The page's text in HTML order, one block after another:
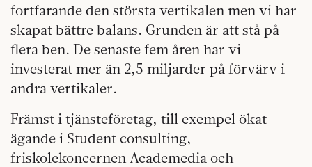
fortfarande den största vertikalen men vi har
skapat bättre balans. Grunden är att stå på
flera ben. De senaste fem åren har vi
investerat mer än 2,5 miljarder på förvärv i
andra vertikaler.
Främst i tjänsteföretag, till exempel ökat
ägande i Student consulting,
friskolekoncernen Academedia och